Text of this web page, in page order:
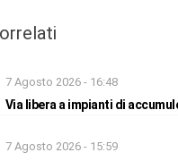
7 Agosto 2026 - 16:48
Via libera a impianti di
7 Agosto 2026 - 15:59